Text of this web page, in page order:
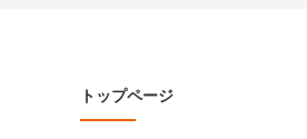
トップページ